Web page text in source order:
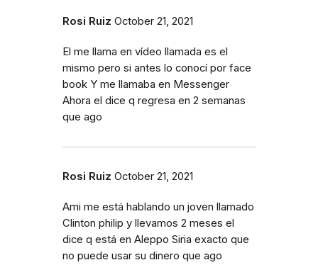
Rosi Ruiz October 21, 2021
El me llama en vídeo llamada es el
mismo pero si antes lo conocí por face
book Y me llamaba en Messenger
Ahora el dice q regresa en 2 semanas
que ago
Rosi Ruiz October 21, 2021
Ami me está hablando un joven llamado
Clinton philip y llevamos 2 meses el
dice q está en Aleppo Siria exacto que
no puede usar su dinero que ago